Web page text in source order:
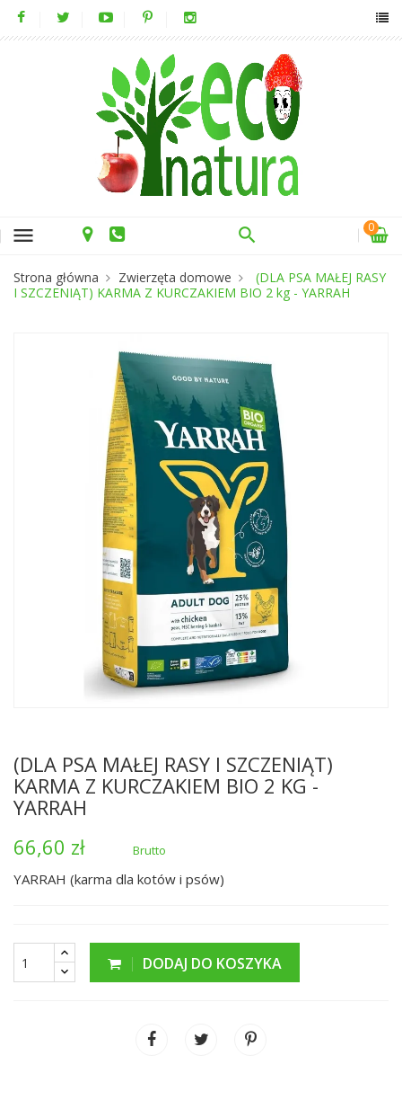
menu 0
Strona główna Zwierzęta domowe
(DLA PSA MAŁEJ RASY
I SZCZENIĄT) KARMA Z KURCZAKIEM BIO 2 kg - YARRAH
(DLA PSA MAŁEJ RASY I SZCZENIĄT)
KARMA Z KURCZAKIEM BIO 2 KG -
YARRAH
66,60 zł
Brutto
YARRAH (karma dla kotów i psów)
DODAJ DO KOSZYKA